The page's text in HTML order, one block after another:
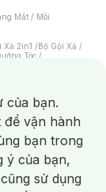
Mắt / Môi
Xả 2in1 /Bộ Gội Xả /
Tóc /
Thân
Rửa Tay
/
của bạn.
để vận hành
bạn trong
ý của bạn,
sử dụng